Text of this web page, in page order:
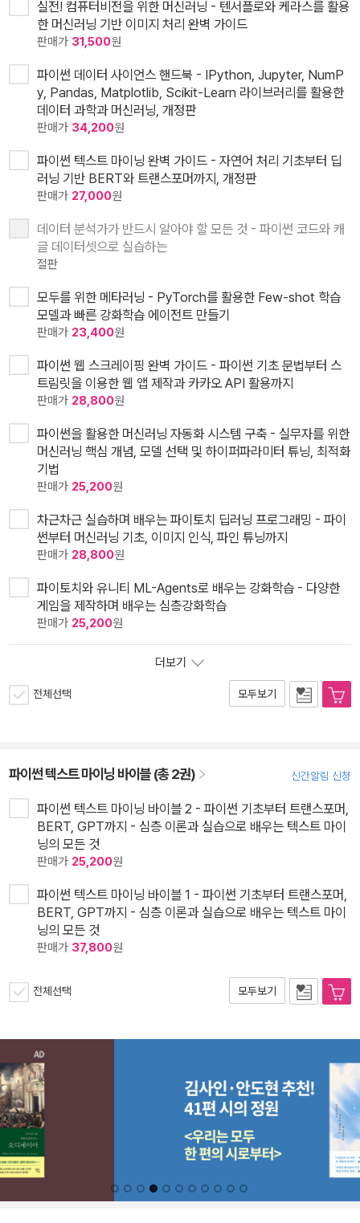
실전! 컴퓨터비전을 위한 머신러닝 - 텐서플로와 케라스를 활용
한 머신러닝 기반 이미지 처리 완벽 가이드
판매가 31,500원
파이썬 데이터 사이언스 핸드북 - IPython, Jupyter, NumP
y, Pandas, Matplotlib, Scikit-Learn 라이브러리를 활용한
데이터 과학과 머신러닝, 개정판
판매가 34,200원
파이썬 텍스트 마이닝 완벽 가이드 - 자연어 처리 기초부터 딥
러닝 기반 BERT와 트랜스포머까지, 개정판
판매가 27,000원
데이터 분석가가 반드시 알아야 할 모든 것 - 파이썬 코드와 캐
글 데이터셋으로 실습하는
절판
모두를 위한 메타러닝 - PyTorch를 활용한 Few-shot 학습
모델과 빠른 강화학습 에이전트 만들기
판매가 23,400원
파이썬 웹 스크레이핑 완벽 가이드 - 파이썬 기초 문법부터 스
트림릿을 이용한 웹 앱 제작과 카카오 API 활용까지
판매가 28,800원
파이썬을 활용한 머신러닝 자동화 시스템 구축 - 실무자를 위한
머신러닝 핵심 개념, 모델 선택 및 하이퍼파라미터 튜닝, 최적화
기법
판매가 25,200원
차근차근 실습하며 배우는 파이토치 딥러닝 프로그래밍 - 파이
썬부터 머신러닝 기초, 이미지 인식, 파인 튜닝까지
판매가 28,800원
파이토치와 유니티 ML-Agents로 배우는 강화학습 - 다양한
게임을 제작하며 배우는 심층강화학습
판매가 25,200원
더보기
전체선택 모두보기
파이썬 텍스트 마이닝 바이블 (총 2권) 신간알림 신청
파이썬 텍스트 마이닝 바이블 2 - 파이썬 기초부터 트랜스포머,
BERT, GPT까지 - 심층 이론과 실습으로 배우는 텍스트 마이
닝의 모든 것
판매가 25,200원
파이썬 텍스트 마이닝 바이블 1 - 파이썬 기초부터 트랜스포머,
BERT, GPT까지 - 심층 이론과 실습으로 배우는 텍스트 마이
닝의 모든 것
판매가 37,800원
전체선택 모두보기